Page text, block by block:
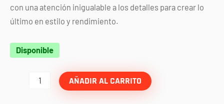
con una atención inigualable a los detalles para crear lo
último en estilo y rendimiento.
Disponible
Rin
AÑADIR AL CARRITO